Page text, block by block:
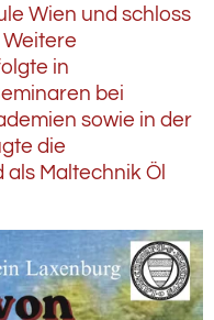
Wien und schloss
in
bei
sowie in der
die
Maltechnik Öl